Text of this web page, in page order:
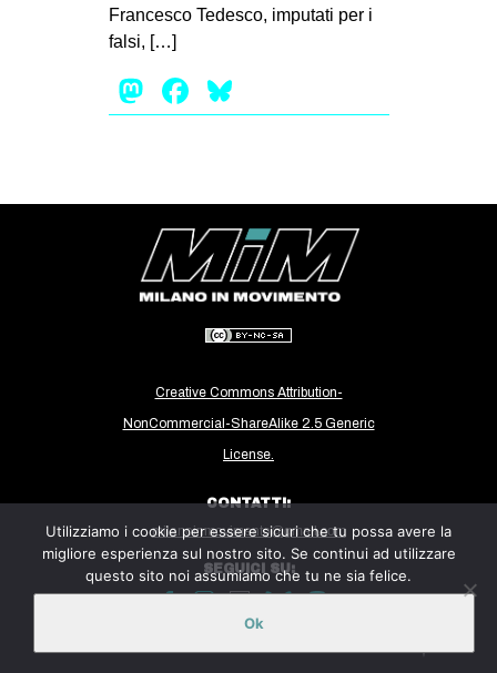
PRECARIATO
REPRESSIONE
ARTE
CINEMA
RECENSIONI
INTERNAZIONALE
AMERICHE
ESTREMO ORIENTE
EUROPA
MEDIO ORIENTE
MONDO
Francesco Tedesco, imputati per i
falsi, […]
Mastodon
Facebook
Creative Commons Attribution-
NonCommercial-ShareAlike 2.5 Generic
License.
CONTATTI:
milanoinmovimento@gmail.com
SEGUICI SU:
Utilizziamo i cookie per essere sicuri che tu possa avere la
migliore esperienza sul nostro sito. Se continui ad utilizzare
questo sito noi assumiamo che tu ne sia felice.
Ok